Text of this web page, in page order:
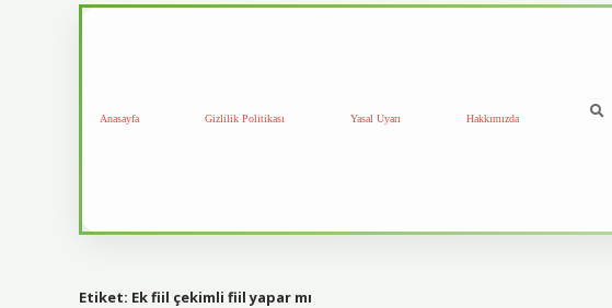
Anasayfa Gizlilik Politikası Yasal Uyarı Hakkımızda
Etiket: Ek fiil çekimli fiil yapar mı